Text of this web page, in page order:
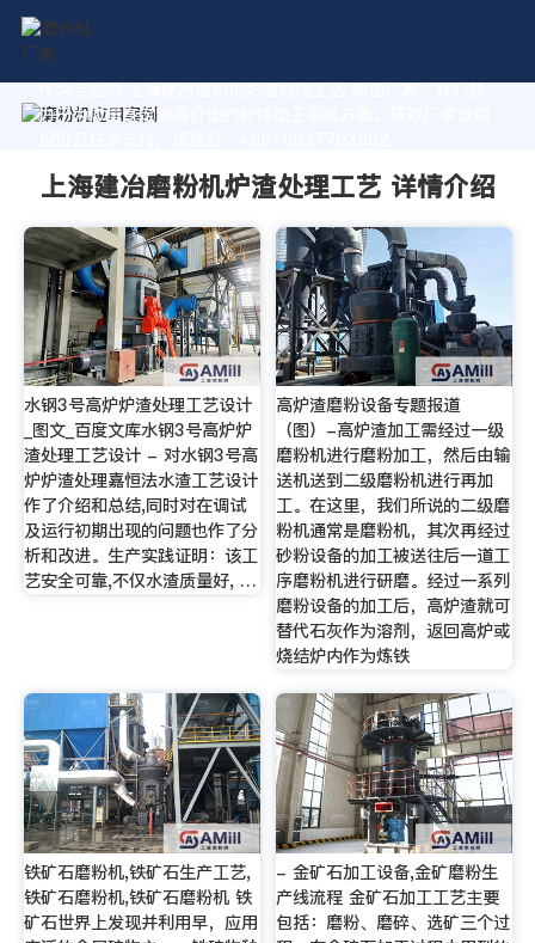
作为专业的 上海建冶磨粉机炉渣处理工艺 制造厂家，我们致
力于为您量身定制高价值的粉体加工系统方案。获取厂家直销
上海建冶磨粉机炉渣处理工艺 详情介绍
水钢3号高炉炉渣处理工艺设计
_图文_百度文库水钢3号高炉炉
渣处理工艺设计 - 对水钢3号高
炉炉渣处理嘉恒法水渣工艺设计
作了介绍和总结,同时对在调试
及运行初期出现的问题也作了分
析和改进。生产实践证明：该工
艺安全可靠,不仅水渣质量好, …
高炉渣磨粉设备专题报道
（图）-高炉渣加工需经过一级
磨粉机进行磨粉加工，然后由输
送机送到二级磨粉机进行再加
工。在这里，我们所说的二级磨
粉机通常是磨粉机，其次再经过
砂粉设备的加工被送往后一道工
序磨粉机进行研磨。经过一系列
磨粉设备的加工后，高炉渣就可
替代石灰作为溶剂，返回高炉或
烧结炉内作为炼铁
铁矿石磨粉机,铁矿石生产工艺,
铁矿石磨粉机,铁矿石磨粉机 铁
矿石世界上发现并利用早，应用
- 金矿石加工设备,金矿磨粉生
产线流程 金矿石加工工艺主要
包括：磨粉、磨碎、选矿三个过